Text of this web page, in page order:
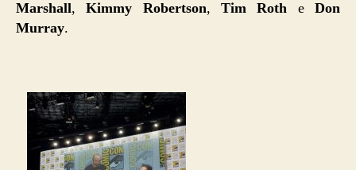
Marshall,Kimmy Robertson,Tim Roth eDon
Murray.